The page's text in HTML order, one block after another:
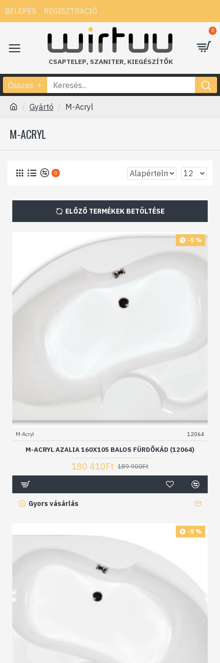
BELÉPÉS REGISZTRÁCIÓ
CSAPTELEP, SZANITER, KIEGÉSZÍTŐK
0
Összes
Gyártó M-Acryl
M-ACRYL
0
ELŐZŐ TERMÉKEK BETÖLTÉSE
-5 %
M-Acryl 12064
M-ACRYL AZALIA 160X105 BALOS FÜRDŐKÁD (12064)
180 410Ft 189 900Ft
Gyors vásárlás
-5 %